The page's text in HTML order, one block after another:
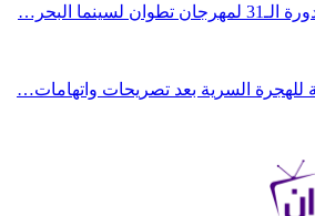
السرية بعد تصريحات واتهامات…